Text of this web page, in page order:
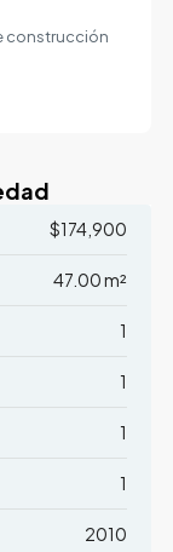
construcción
$174,900
47.00 m²
1
1
1
1
2010